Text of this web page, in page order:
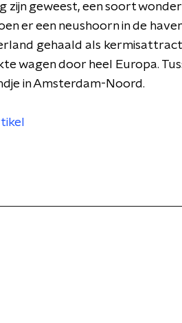
zijn geweest, een soort
er een neushoorn in de
gehaald als
wagen door heel Europa.
in Amsterdam-Noord.